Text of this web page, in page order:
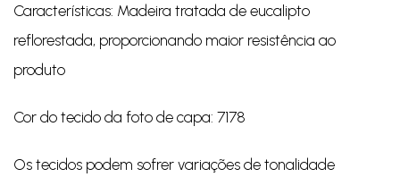
Características: Madeira tratada de eucalipto
reflorestada, proporcionando maior resistência ao
produto
Cor do tecido da foto de capa: 7178
Os tecidos podem sofrer variações de tonalidade